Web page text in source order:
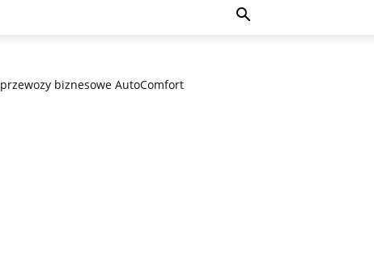
przewozy biznesowe AutoComfort